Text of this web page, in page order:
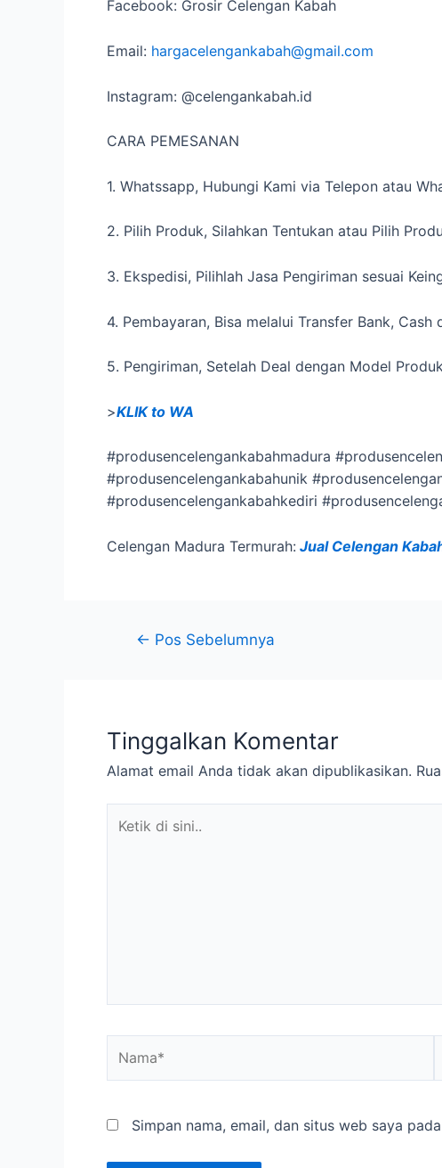
Facebook: Grosir Celengan Kabah
Email: hargacelengankabah@gmail.com
Instagram: @celengankabah.id
CARA PEMESANAN
1. Whatssapp, Hubungi Kami via Telepon atau
2. Pilih Produk, Silahkan Tentukan atau Pilih
3. Ekspedisi, Pilihlah Jasa Pengiriman sesuai
4. Pembayaran, Bisa melalui Transfer Bank,
5. Pengiriman, Setelah Deal dengan Model
>KLIK to WA
#produsencelengankabahmadura
#produsencelengankabahunik
#produsencelengankabahkediri
Celengan Madura Termurah: Jual Celengan
← Pos Sebelumnya
Tinggalkan Komentar
Alamat email Anda tidak akan dipublikasikan.
Simpan nama, email, dan situs web saya